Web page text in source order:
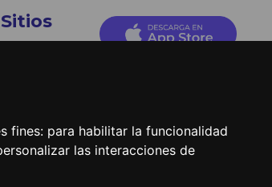
fines: para habilitar la funcionalidad
las interacciones de